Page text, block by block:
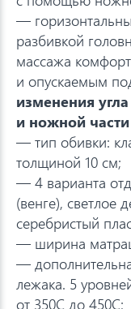
—
разбивкой
массажа
и опускаемым
изменения
и ножной части
— тип обивки:
толщиной 10 см;
— 4 варианта
(венге), светлое
серебристый
— ширина
—
лежака. 5
от 350С до 450С;